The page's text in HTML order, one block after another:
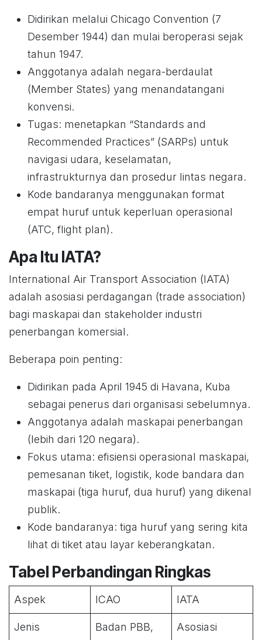
Didirikan melalui Chicago Convention (7
Desember 1944) dan mulai beroperasi sejak
tahun 1947.
Anggotanya adalah negara-berdaulat
(Member States) yang menandatangani
konvensi.
Tugas: menetapkan “Standards and
Recommended Practices” (SARPs) untuk
navigasi udara, keselamatan,
infrastrukturnya dan prosedur lintas negara.
Kode bandaranya menggunakan format
empat huruf untuk keperluan operasional
(ATC, flight plan).
Apa Itu IATA?
International Air Transport Association (IATA)
adalah asosiasi perdagangan (trade association)
bagi maskapai dan stakeholder industri
penerbangan komersial.
Beberapa poin penting:
Didirikan pada April 1945 di Havana, Kuba
sebagai penerus dari organisasi sebelumnya.
Anggotanya adalah maskapai penerbangan
(lebih dari 120 negara).
Fokus utama: efisiensi operasional maskapai,
pemesanan tiket, logistik, kode bandara dan
maskapai (tiga huruf, dua huruf) yang dikenal
publik.
Kode bandaranya: tiga huruf yang sering kita
lihat di tiket atau layar keberangkatan.
Tabel Perbandingan Ringkas
Aspek ICAO IATA
Jenis
Badan PBB,
Asosiasi